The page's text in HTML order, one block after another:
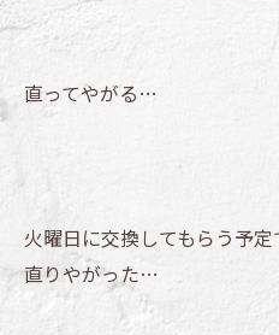
直ってやがる…
火曜日に交換してもらう予
直りやがった…